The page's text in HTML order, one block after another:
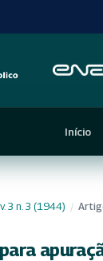
Início
v. 3 n. 3 (1944) /